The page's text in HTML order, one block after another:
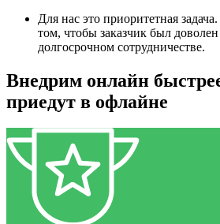
Для нас это приоритетная
том, чтобы заказчик был
долгосрочном сотрудничестве.
Внедрим онлайн
приедут в офлайне